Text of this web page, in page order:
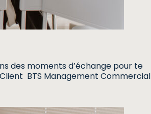
des moments d’échange pour te
BTS Management Commercial